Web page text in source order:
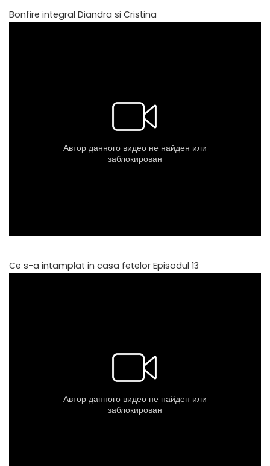
Bonfire integral Diandra si Cristina
Ce s-a intamplat in casa fetelor Episodul 13